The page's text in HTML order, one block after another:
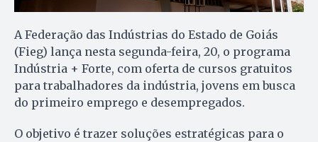
A Federação das Indústrias do Estado de Goiás
(Fieg) lança nesta segunda-feira, 20, o programa
Indústria + Forte, com oferta de cursos gratuitos
para trabalhadores da indústria, jovens em busca
do primeiro emprego e desempregados.
O objetivo é trazer soluções estratégicas para o